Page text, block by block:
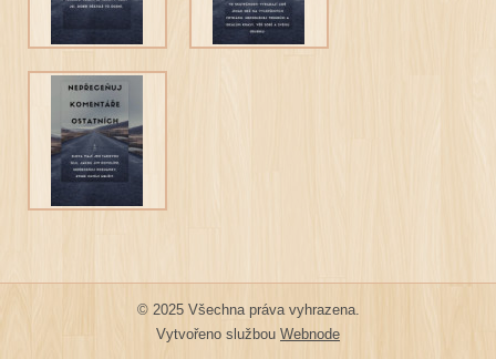
© 2025 Všechna práva vyhrazena.
Vytvořeno službou Webnode